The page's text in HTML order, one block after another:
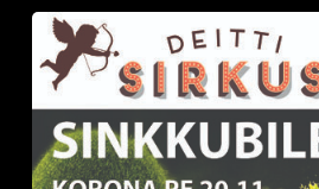
Deittisirkus
Sinkkubileet
Järvenpää
Korona
pe